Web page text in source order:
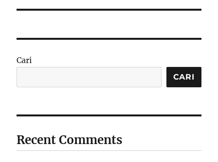
Cari
CARI
Recent Comments